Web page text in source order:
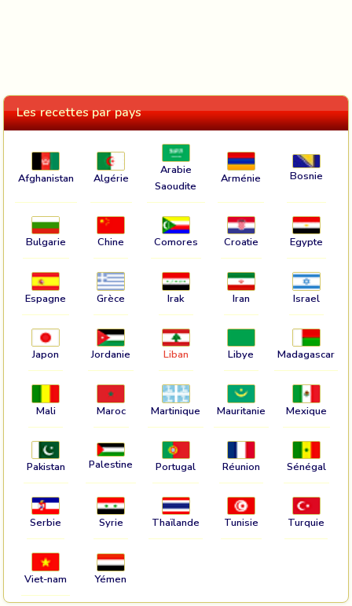
Les recettes par pays
Afghanistan Algérie
Arabie
Saoudite
Arménie Bosnie
Bulgarie Chine Comores Croatie Egypte
Espagne Grèce Irak Iran Israel
Japon Jordanie Liban Libye Madagascar
Mali Maroc Martinique Mauritanie Mexique
Pakistan Palestine Portugal Réunion Sénégal
Serbie Syrie Thaïlande Tunisie Turquie
Viet-nam Yémen